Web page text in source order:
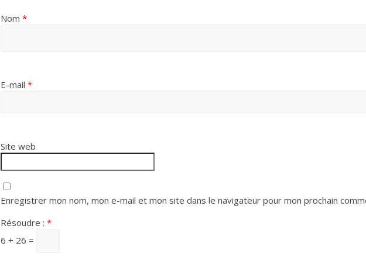
Nom *
E-mail *
Site web
Enregistrer mon nom, mon e-mail et mon site dans le navigateur pour mon prochain
Résoudre : *
6 + 26 =